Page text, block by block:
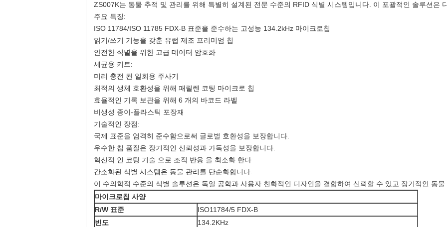
ZS007K는 동물 추적 및 관리를 위해 특별히 설계된 전문 수준의 RFID 식별 시스템입니다. 이 포괄적인 솔루션은
주요 특징:
ISO 11784/ISO 11785 FDX-B 표준을 준수하는 고성능 134.2kHz 마이크로칩
읽기/쓰기 기능을 갖춘 유럽 제조 프리미엄 칩
안전한 식별을 위한 고급 데이터 암호화
세균용 키트:
미리 충전 된 일회용 주사기
최적의 생체 호환성을 위해 패릴렌 코팅 마이크로 칩
효율적인 기록 보관을 위해 6 개의 바코드 라벨
비생성 종이-플라스틱 포장재
기술적인 장점:
국제 표준을 엄격히 준수함으로써 글로벌 호환성을 보장합니다.
우수한 칩 품질은 장기적인 신뢰성과 가독성을 보장합니다.
혁신적 인 코팅 기술 으로 조직 반응 을 최소화 한다
간소화된 식별 시스템은 동물 관리를 단순화합니다.
이 수의학적 수준의 식별 솔루션은 독일 공학과 사용자 친화적인 디자인을 결합하여 신뢰할 수 있고 장기적인 동
마이크로칩 사양
R/W 표준
ISO11784/5 FDX-B
빈도
134.2KHz